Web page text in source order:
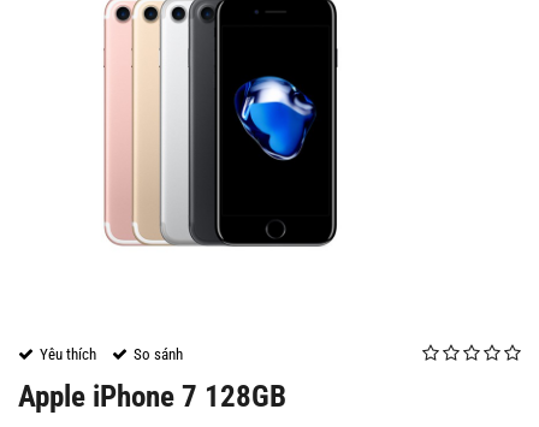
Yêu thích So sánh
Apple iPhone 7 128GB